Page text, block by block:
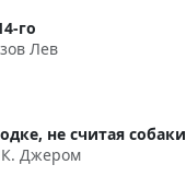
го
Лев
не считая собаки
Джером